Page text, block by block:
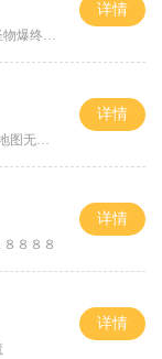
终极
详情
排行
详情
８８８
详情
详情